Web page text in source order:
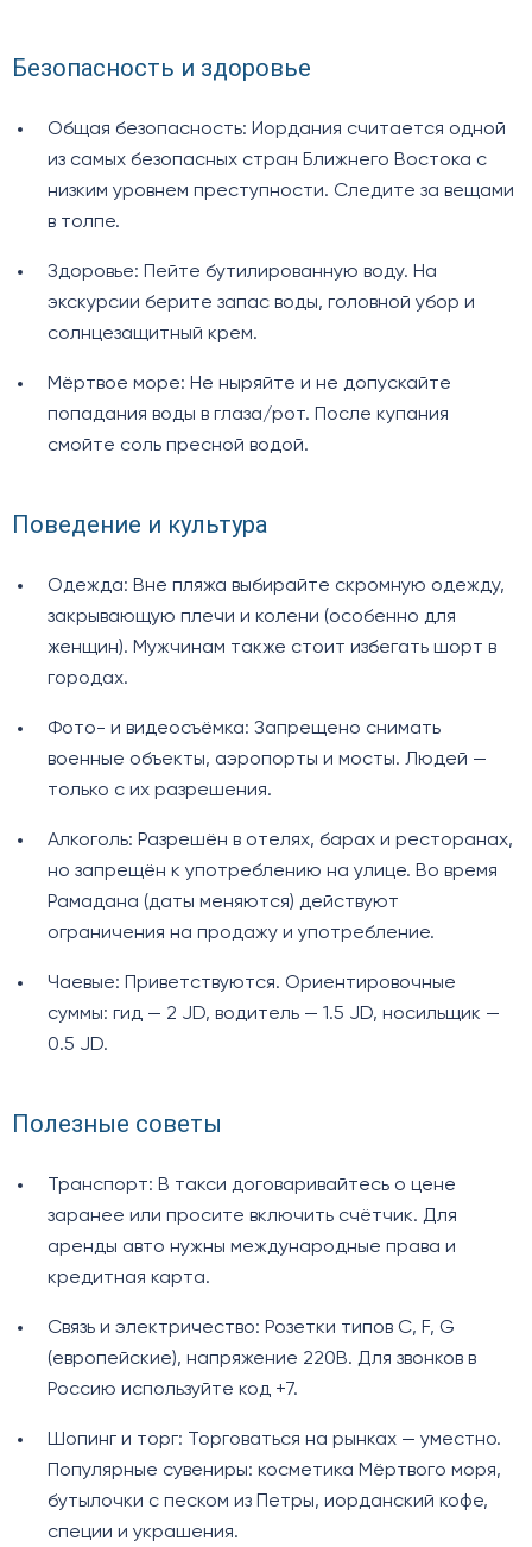
Безопасность и здоровье
Общая безопасность: Иордания считается одной
из самых безопасных стран Ближнего Востока с
низким уровнем преступности. Следите за вещами
в толпе.
Здоровье: Пейте бутилированную воду. На
экскурсии берите запас воды, головной убор и
солнцезащитный крем.
Мёртвое море: Не ныряйте и не допускайте
попадания воды в глаза/рот. После купания
смойте соль пресной водой.
Поведение и культура
Одежда: Вне пляжа выбирайте скромную одежду,
закрывающую плечи и колени (особенно для
женщин). Мужчинам также стоит избегать шорт в
городах.
Фото- и видеосъёмка: Запрещено снимать
военные объекты, аэропорты и мосты. Людей —
только с их разрешения.
Алкоголь: Разрешён в отелях, барах и ресторанах,
но запрещён к употреблению на улице. Во время
Рамадана (даты меняются) действуют
ограничения на продажу и употребление.
Чаевые: Приветствуются. Ориентировочные
суммы: гид — 2 JD, водитель — 1.5 JD, носильщик —
0.5 JD.
Полезные советы
Транспорт: В такси договаривайтесь о цене
заранее или просите включить счётчик. Для
аренды авто нужны международные права и
кредитная карта.
Связь и электричество: Розетки типов C, F, G
(европейские), напряжение 220В. Для звонков в
Россию используйте код +7.
Шопинг и торг: Торговаться на рынках — уместно.
Популярные сувениры: косметика Мёртвого моря,
бутылочки с песком из Петры, иорданский кофе,
специи и украшения.